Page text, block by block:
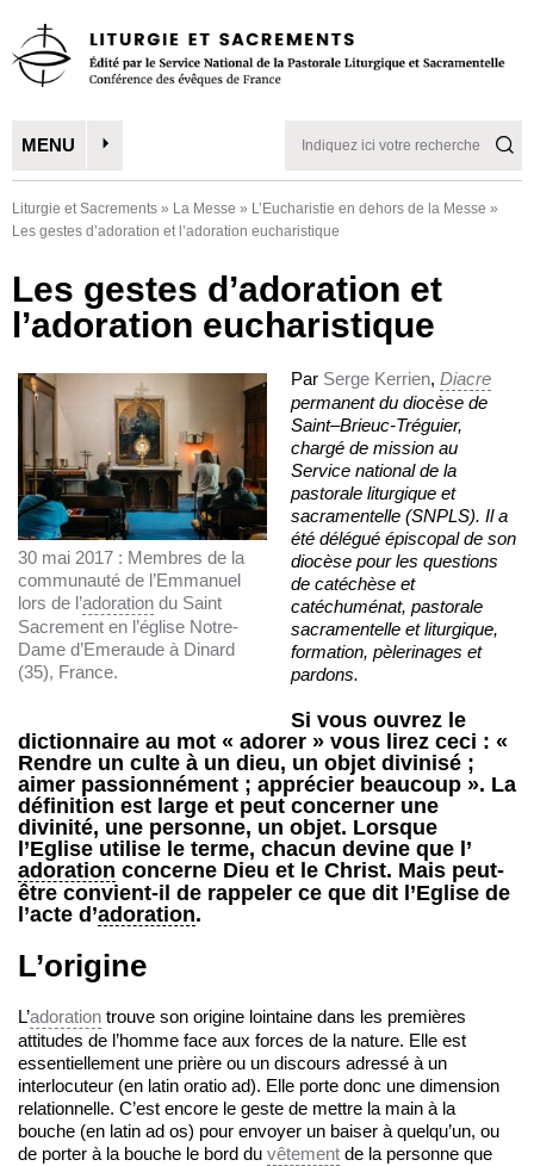
MENU
Liturgie et Sacrements » La Messe » L’Eucharistie en dehors de la Messe »
Les gestes d’adoration et l’adoration eucharistique
Les gestes d’adoration et
l’adoration eucharistique
30 mai 2017 : Membres de la
communauté de l’Emmanuel
lors de l’adoration du Saint
Sacrement en l’église Notre-
Dame d’Emeraude à Dinard
(35), France.
Par Serge Kerrien, Diacre
permanent du diocèse de
Saint–Brieuc-Tréguier,
chargé de mission au
Service national de la
pastorale liturgique et
sacramentelle (SNPLS). Il a
été délégué épiscopal de son
diocèse pour les questions
de catéchèse et
catéchuménat, pastorale
sacramentelle et liturgique,
formation, pèlerinages et
pardons.
Si vous ouvrez le
dictionnaire au mot « adorer » vous lirez ceci : «
Rendre un culte à un dieu, un objet divinisé ;
aimer passionnément ; apprécier beaucoup ». La
définition est large et peut concerner une
divinité, une personne, un objet. Lorsque
l’Eglise utilise le terme, chacun devine que l’
adoration concerne Dieu et le Christ. Mais peut-
être convient-il de rappeler ce que dit l’Eglise de
l’acte d’adoration.
L’origine
L’adoration trouve son origine lointaine dans les premières
attitudes de l’homme face aux forces de la nature. Elle est
essentiellement une prière ou un discours adressé à un
interlocuteur (en latin oratio ad). Elle porte donc une dimension
relationnelle. C’est encore le geste de mettre la main à la
bouche (en latin ad os) pour envoyer un baiser à quelqu’un, ou
de porter à la bouche le bord du vêtement de la personne que